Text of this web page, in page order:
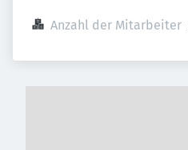
Anzahl der Mitarbeiter